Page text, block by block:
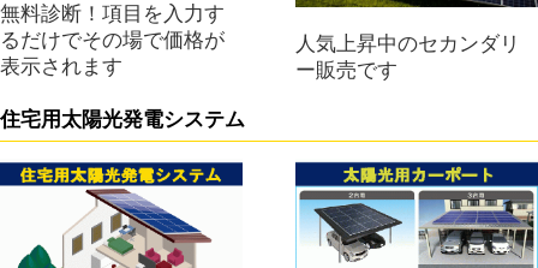
無料診断！項目を入力す
るだけでその場で価格が
表示されます
人気上昇中のセカンダリ
ー販売です
住宅用太陽光発電システム